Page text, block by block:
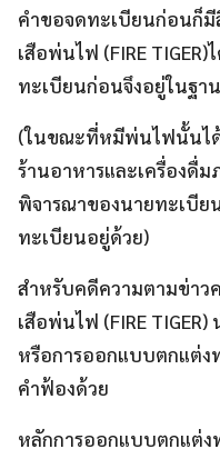
คำขอจดทะเบียนก่อนก็
เสือพ่นไฟ (FIRE
ทะเบียนก่อนจึงอยู่ในฐา
(ในขณะที่หมีพ่นไฟนั้นไ
ร้านอาหารและเครื่องดื่ม
พิจารณาของนายทะเบีย
ทะเบียนอยู่ด้วย)
สำหรับคดีความตามข่า
เสือพ่นไฟ (FIRE TIGER)
หรือการออกแบบตกแต่ง
คำฟ้องด้วย
หลักการออกแบบตกแต่ง